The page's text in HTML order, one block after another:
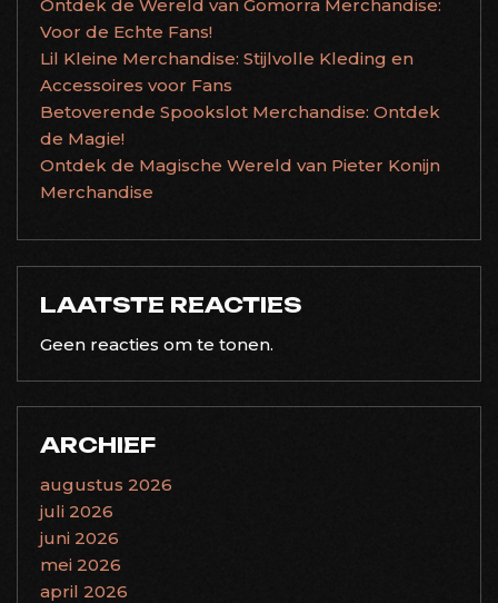
Ontdek de Wereld van Gomorra Merchandise:
Voor de Echte Fans!
Lil Kleine Merchandise: Stijlvolle Kleding en
Accessoires voor Fans
Betoverende Spookslot Merchandise: Ontdek
de Magie!
Ontdek de Magische Wereld van Pieter Konijn
Merchandise
LAATSTE REACTIES
Geen reacties om te tonen.
ARCHIEF
augustus 2026
juli 2026
juni 2026
mei 2026
april 2026